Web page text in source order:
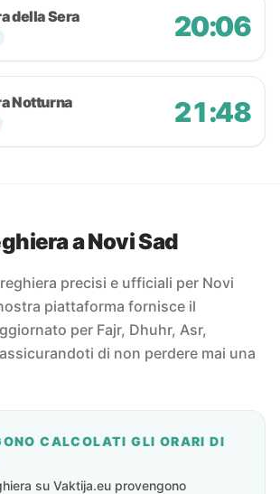
della Sera 20:06
Notturna 21:48
a Novi Sad
precisi e ufficiali per Novi
piattaforma fornisce il
per Fajr, Dhuhr, Asr,
di non perdere mai una
CALCOLATI GLI ORARI DI
su Vaktija.eu provengono